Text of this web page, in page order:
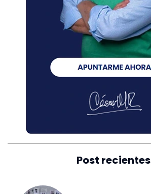
Post recientes